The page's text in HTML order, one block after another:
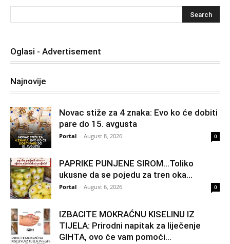
Oglasi - Advertisement
Najnovije
Novac stiže za 4 znaka: Evo ko će dobiti
pare do 15. avgusta
Portal - August 8, 2026 0
PAPRIKE PUNJENE SIROM…Toliko
ukusne da se pojedu za tren oka…
Portal - August 6, 2026 0
IZBACITE MOKRAĆNU KISELINU IZ
TIJELA: Prirodni napitak za liječenje
GIHTA, ovo će vam pomoći...